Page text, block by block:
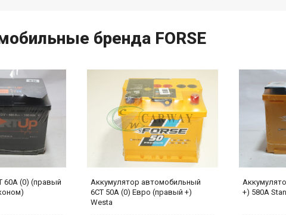
бренда FORSE
60А (0) (правый
Аккумулятор автомобильный
6СТ 50А (0) Евро (правый +)
Westa
+) 580А